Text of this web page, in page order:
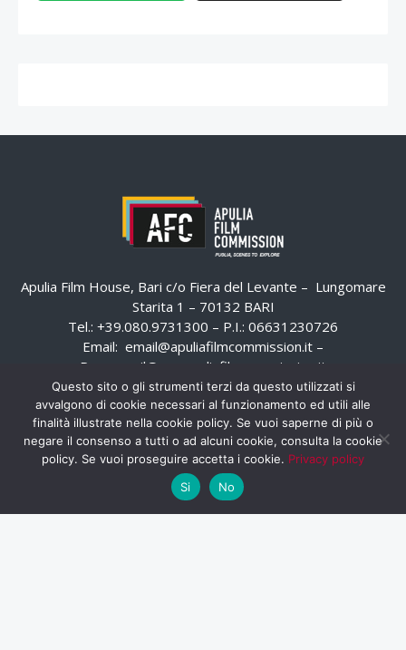
Apulia Film House, Bari c/o Fiera del Levante – Lungomare
Starita 1 – 70132 BARI
Tel.: +39.080.9731300 – P.I.: 06631230726
Email: email@apuliafilmcommission.it –
Pec:
email@pec.apuliafilmcommission.it
Questo sito o gli strumenti terzi da questo utilizzati si
avvalgono di cookie necessari al funzionamento ed utili alle
finalità illustrate nella cookie policy. Se vuoi saperne di più o
negare il consenso a tutti o ad alcuni cookie, consulta la cookie
policy. Se vuoi proseguire accetta i cookie. Privacy policy
Si
No